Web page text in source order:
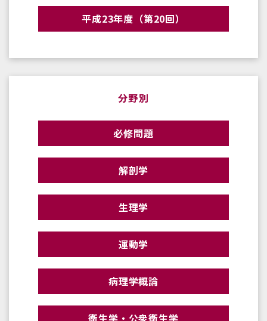
平成23年度（第20回）
分野別
必修問題
解剖学
生理学
運動学
病理学概論
衛生学・公衆衛生学